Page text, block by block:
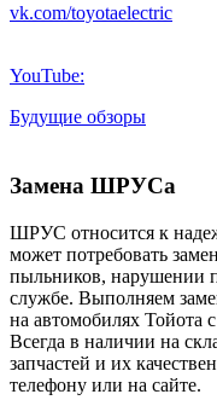
vk.com/toyotaelectric
YouTube:
Будущие обзоры
Замена ШРУСа
ШРУС относится к
может потребовать
пыльников, нарушении
службе. Выполняем
на автомобилях
Всегда в наличии на
запчастей и их
телефону или на сайте.